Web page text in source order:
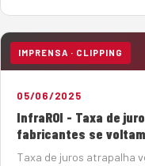
os investimentos devem
IMPRENSA · CLIPPING
05/06/2025
InfraROI - Taxa de
fabricantes se
Taxa de juros atrapalha